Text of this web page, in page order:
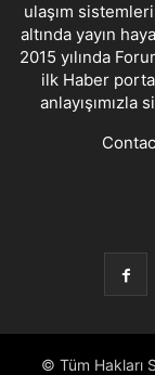
ulaşım
altında yayın
2015 yılında
ilk Haber
anlayışımızla
© Tüm Hakları